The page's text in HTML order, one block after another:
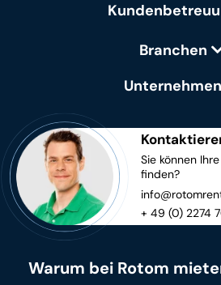
Branchen
Unternehmen
Sie können
finden?
+ 49 (0) 2274
Warum bei Rotom